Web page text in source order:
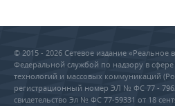
© 2015 - 2026 Сетевое издание «Реальное
Федеральной службой по надзору в
технологий и массовых коммуникаций
регистрационный номер ЭЛ № ФС 77 -
свидетельство Эл № ФС 77-59331 от 18